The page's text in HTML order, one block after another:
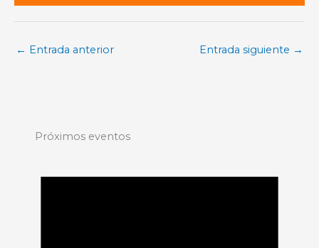
← Entrada anterior Entrada siguiente →
Próximos eventos